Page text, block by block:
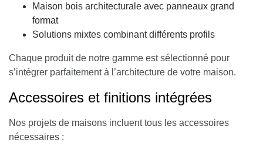
Maison bois architecturale avec panneaux grand
format
Solutions mixtes combinant différents profils
Chaque produit de notre gamme est sélectionné pour
s’intégrer parfaitement à l’architecture de votre maison.
Accessoires et finitions intégrées
Nos projets de maisons incluent tous les accessoires
nécessaires :